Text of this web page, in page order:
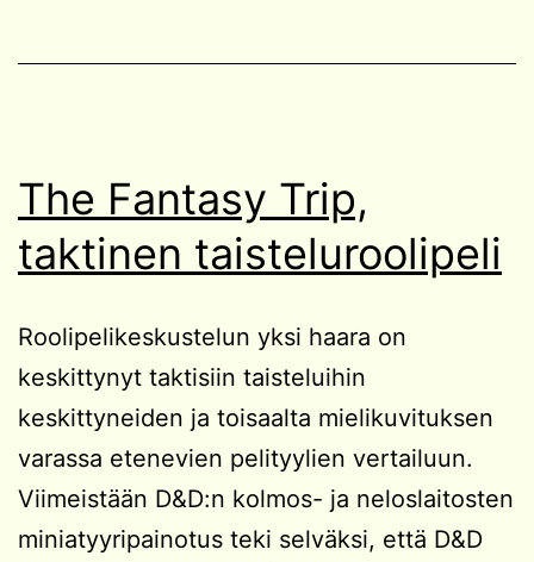
The Fantasy Trip,
taktinen taisteluroolipeli
Roolipelikeskustelun yksi haara on
keskittynyt taktisiin taisteluihin
keskittyneiden ja toisaalta mielikuvituksen
varassa etenevien pelityylien vertailuun.
Viimeistään D&D:n kolmos- ja neloslaitosten
miniatyyripainotus teki selväksi, että D&D